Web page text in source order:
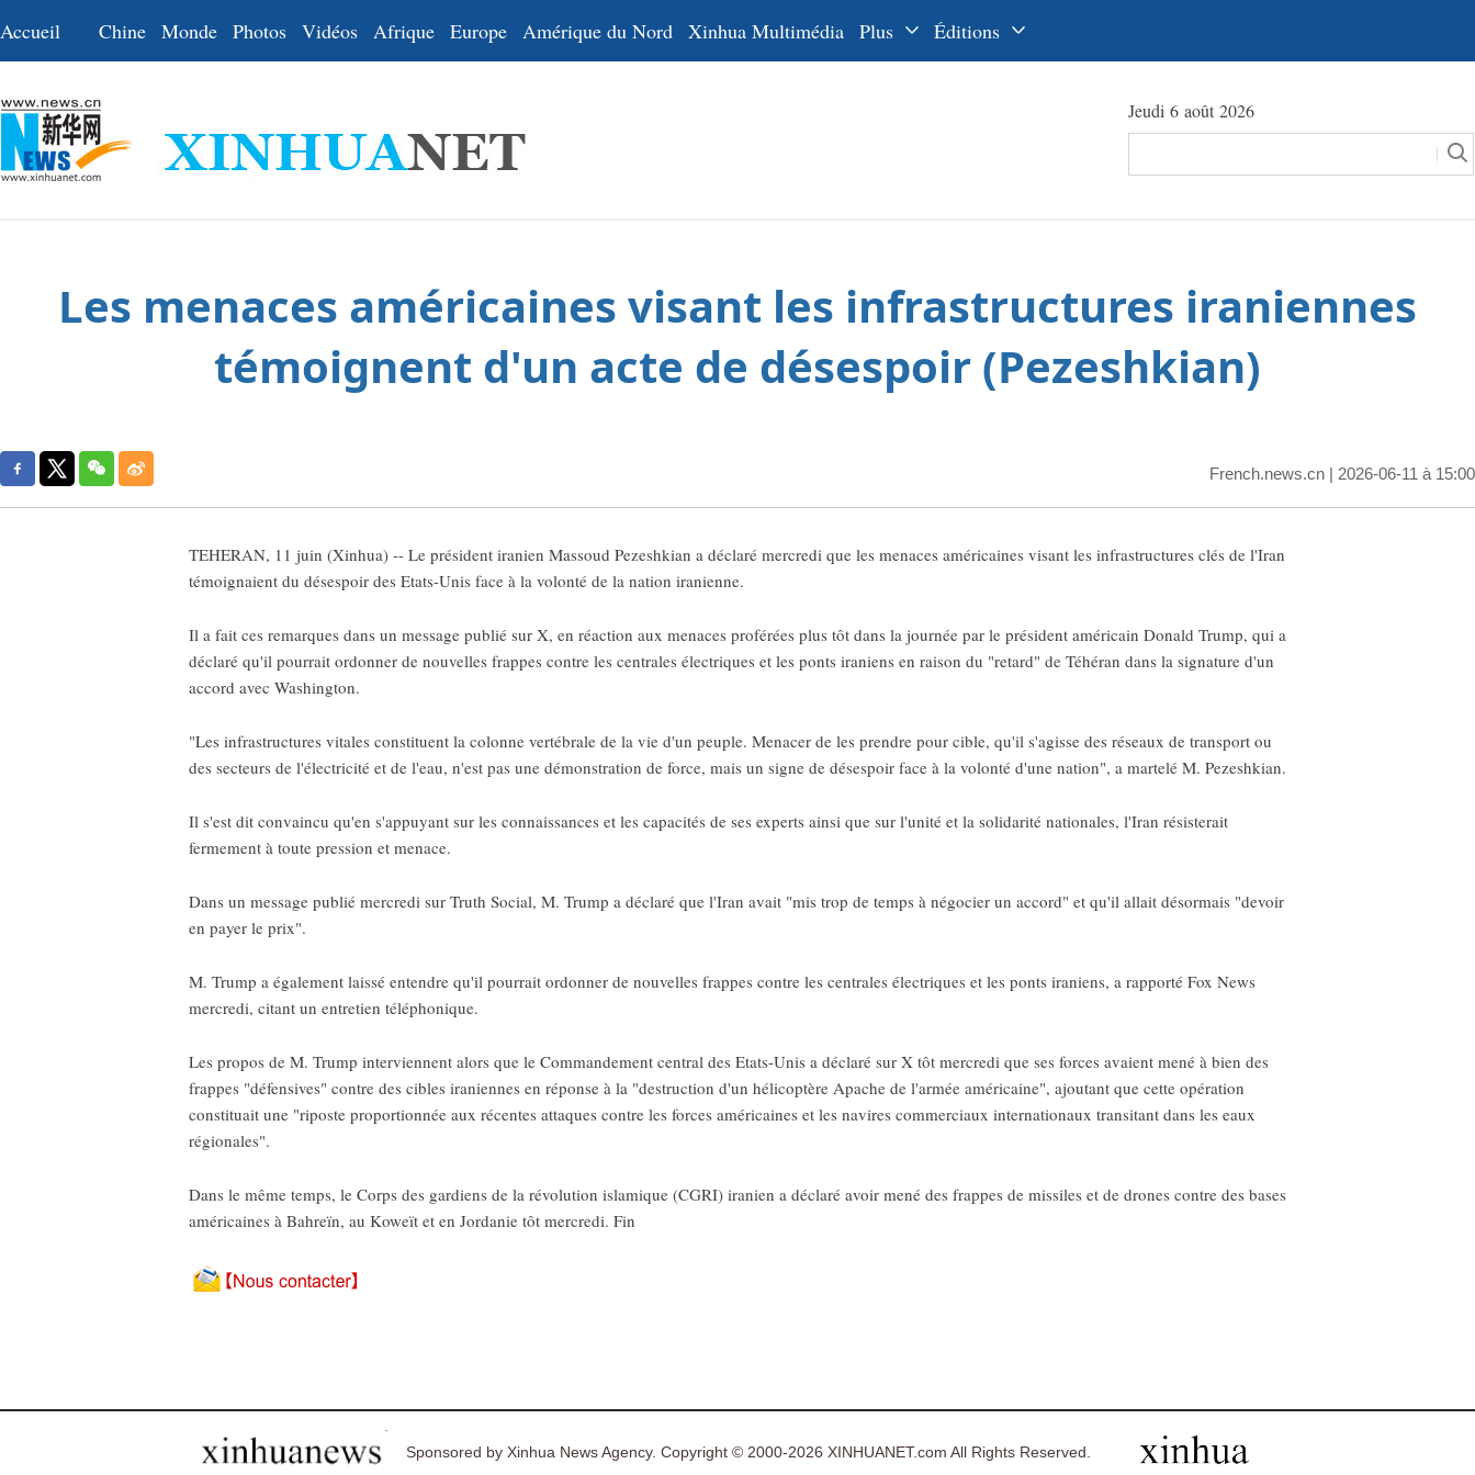
Accueil Chine Monde Photos Vidéos Afrique Europe Amérique du Nord Xinhua Multimédia Plus Éditions
عربي
日本語
Jeudi 6 août 2026
Les menaces américaines visant les infrastructures iraniennes
témoignent d'un acte de désespoir (Pezeshkian)
French.news.cn | 2026-06-11 à 15:00
TEHERAN, 11 juin (Xinhua) -- Le président iranien Massoud Pezeshkian a déclaré mercredi que les menaces américaines visant les infrastructures clés de l'Iran
témoignaient du désespoir des Etats-Unis face à la volonté de la nation iranienne.
Il a fait ces remarques dans un message publié sur X, en réaction aux menaces proférées plus tôt dans la journée par le président américain Donald Trump, qui a
déclaré qu'il pourrait ordonner de nouvelles frappes contre les centrales électriques et les ponts iraniens en raison du "retard" de Téhéran dans la signature d'un
accord avec Washington.
"Les infrastructures vitales constituent la colonne vertébrale de la vie d'un peuple. Menacer de les prendre pour cible, qu'il s'agisse des réseaux de transport ou
des secteurs de l'électricité et de l'eau, n'est pas une démonstration de force, mais un signe de désespoir face à la volonté d'une nation", a martelé M. Pezeshkian.
Il s'est dit convaincu qu'en s'appuyant sur les connaissances et les capacités de ses experts ainsi que sur l'unité et la solidarité nationales, l'Iran résisterait
fermement à toute pression et menace.
Dans un message publié mercredi sur Truth Social, M. Trump a déclaré que l'Iran avait "mis trop de temps à négocier un accord" et qu'il allait désormais "devoir
en payer le prix".
M. Trump a également laissé entendre qu'il pourrait ordonner de nouvelles frappes contre les centrales électriques et les ponts iraniens, a rapporté Fox News
mercredi, citant un entretien téléphonique.
Les propos de M. Trump interviennent alors que le Commandement central des Etats-Unis a déclaré sur X tôt mercredi que ses forces avaient mené à bien des
frappes "défensives" contre des cibles iraniennes en réponse à la "destruction d'un hélicoptère Apache de l'armée américaine", ajoutant que cette opération
constituait une "riposte proportionnée aux récentes attaques contre les forces américaines et les navires commerciaux internationaux transitant dans les eaux
régionales".
Dans le même temps, le Corps des gardiens de la révolution islamique (CGRI) iranien a déclaré avoir mené des frappes de missiles et de drones contre des bases
américaines à Bahreïn, au Koweït et en Jordanie tôt mercredi. Fin
Sponsored by Xinhua News Agency. Copyright © 2000-2026 XINHUANET.com All Rights Reserved.